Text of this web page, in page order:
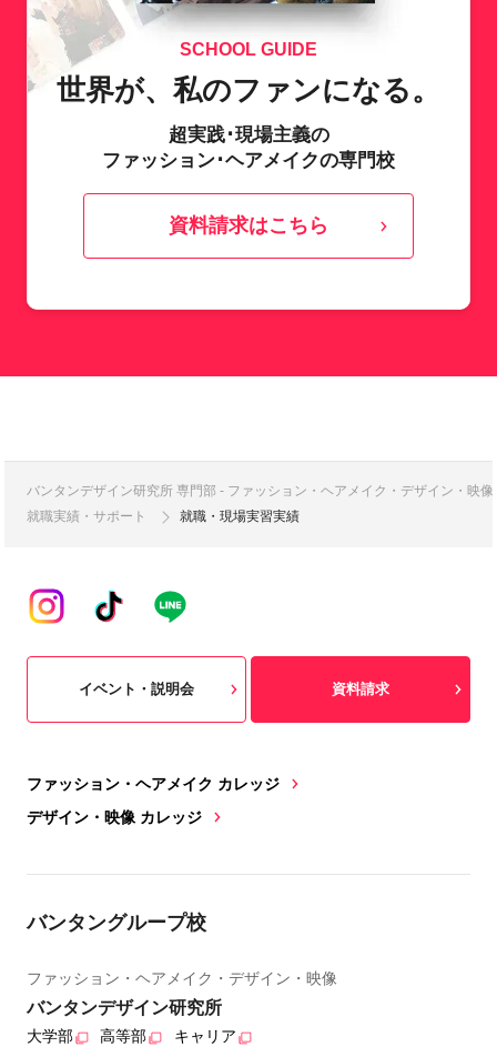
SCHOOL GUIDE
世界が、私のファンになる。
超実践･現場主義の
ファッション･ヘアメイクの専門校
資料請求はこちら
バンタンデザイン研究所 専門部 - ファッション・ヘアメイク・デザイン・映
就職実績・サポート
就職・現場実習実績
ファッション・ヘアメイク カレッジ
デザイン・映像 カレッジ
イベント・説明会 資料請求
バンタングループ校
ファッション・ヘアメイク・デザイン・映像
バンタンデザイン研究所
大学部 高等部 キャリア